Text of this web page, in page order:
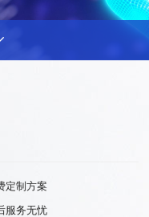
定制方案
服务无忧